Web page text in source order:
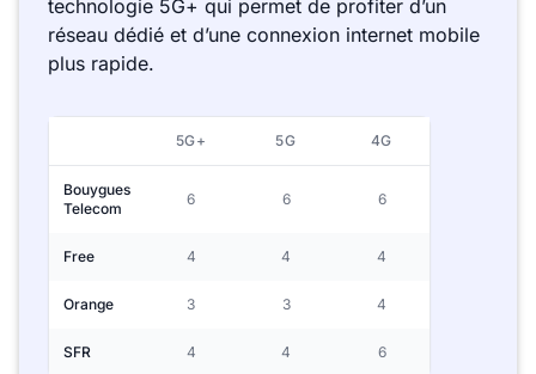
technologie 5G+ qui permet de profiter d’un
réseau dédié et d’une connexion internet mobile
plus rapide.
5G+ 5G 4G
Bouygues
Telecom
6 6 6
Free 4 4 4
Orange 3 3 4
SFR 4 4 6